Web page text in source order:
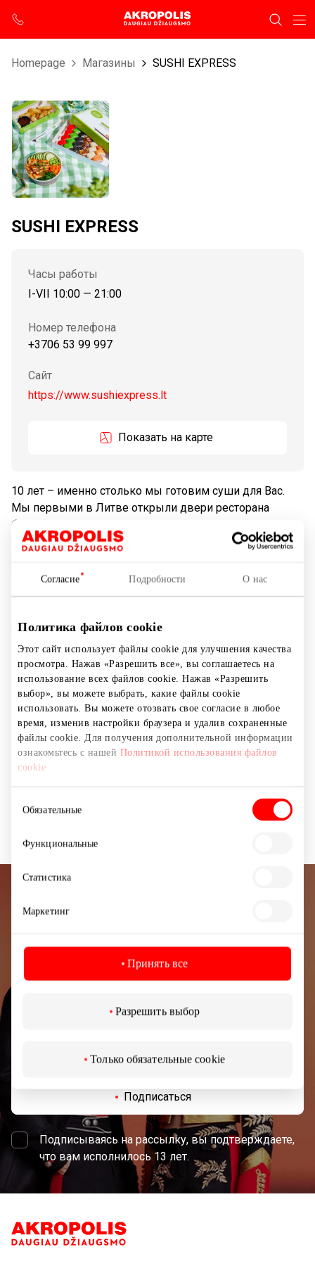
Согласие Подробности О нас
Политика файлов cookie
Этот сайт использует файлы cookie для улучшения качества
просмотра. Нажав «Разрешить все», вы соглашаетесь на
использование всех файлов cookie. Нажав «Разрешить
выбор», вы можете выбрать, какие файлы cookie
использовать. Вы можете отозвать свое согласие в любое
время, изменив настройки браузера и удалив сохраненные
файлы cookie. Для получения дополнительной информации
ознакомьтесь с нашей Политикой использования файлов
cookie
согласия
Обязательные
Функциональные
Статистика
Маркетинг
Принять все
Разрешить выбор
Только обязательные cookie
Homepage Магазины SUSHI EXPRESS
SUSHI EXPRESS
Часы работы
I-VII 10:00 — 21:00
Номер телефона
+3706 53 99 997
Сайт
https://www.sushiexpress.lt
Показать на карте
10 лет – именно столько мы готовим суши для Вас.
Мы первыми в Литве открыли двери ресторана
быстрого питания по-японски, накапливали опыт,
внедряли инновации и точно знали, каким должно
утверждать – мы лидеры в регионе. Так что теперь
ресторанов, в Каунасе – 7, в Клайпеде – 3, в
Панявежисе – 1. Отведать суши летом приглашаем и
в Паланге.
Наши суши всегда свежие, лосось сочный, вкусовая
гамма выразительная и широкая. Заходи и убедись!
Предлагаем заказы по интернету – это возможность
побаловать себя дома или в офисе
Азиатская кухня
Рестораны и кафе
Узнайте первыми о лучших предложениях,
мероприятиях и самой свежей информации от
Подписаться
Подписываясь на рассылку, вы подтверждаете,
что вам исполнилось 13 лет.